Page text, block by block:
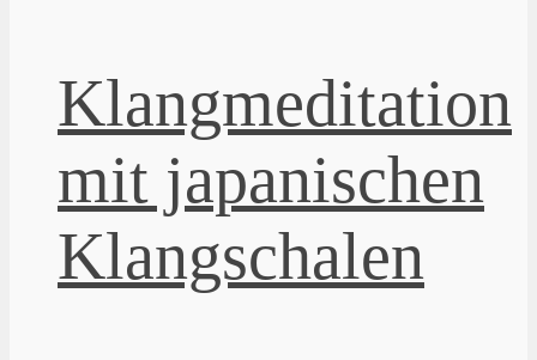
Klangmeditation
mit japanischen
Klangschalen